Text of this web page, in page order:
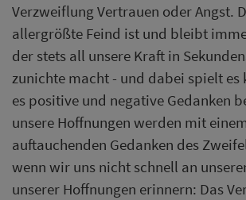
Verzweiflung Vertrauen oder Angst.
allergrößte Feind ist und bleibt
der stets all unsere Kraft in
zunichte macht - und dabei spielt es
es positive und negative Gedanken
unsere Hoffnungen werden mit
auftauchenden Gedanken des
wenn wir uns nicht schnell an
unserer Hoffnungen erinnern: Das